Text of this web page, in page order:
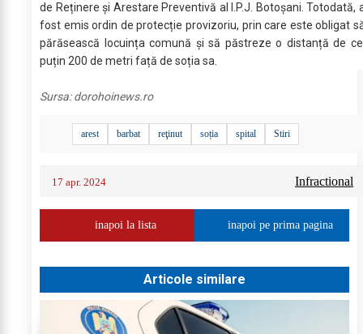
de Reținere și Arestare Preventivă al I.P.J. Botoșani. Totodată,
fost emis ordin de protecție provizoriu, prin care este obligat
părăsească locuința comună și să păstreze o distanță de
puțin 200 de metri față de soția sa.
Sursa:dorohoinews.ro
arest barbat reţinut soția spital Stiri
17 apr. 2024 Infractional
inapoi la lista inapoi pe prima pagina
Articole similare